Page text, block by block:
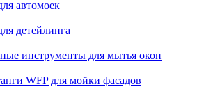
автомоек
детейлинга
инструменты для мытья окон
WFP для мойки фасадов